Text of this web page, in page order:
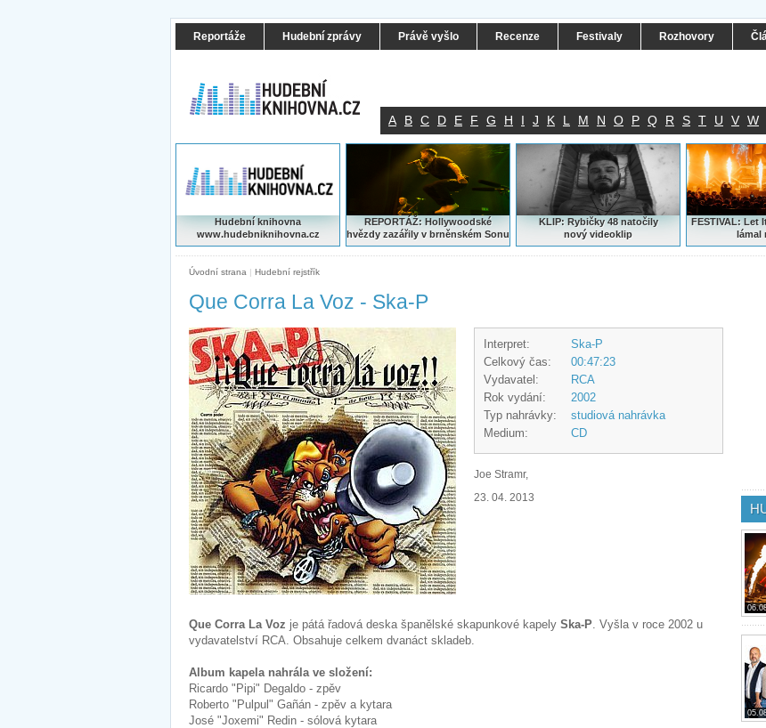
Reportáže Hudební zprávy Právě vyšlo Recenze Festivaly Rozhovory
A B C D E F G H I J K L M N O P Q R S T U V W
Hudební knihovna
www.hudebniknihovna.cz
REPORTÁŽ: Hollywoodské
hvězdy zazářily v brněnském Sonu
KLIP: Rybičky 48 natočily
nový videoklip
FESTIVAL: Let
lámal
Úvodní strana | Hudební rejstřík
Que Corra La Voz - Ska-P
Interpret:
Ska-P
Celkový čas:
00:47:23
Vydavatel:
RCA
Rok vydání:
2002
Typ nahrávky:
studiová nahrávka
Medium:
CD
Joe Stramr,
23. 04. 2013
Que Corra La Voz je pátá řadová deska španělské skapunkové kapely Ska-P. Vyšla v roce 2002 u
vydavatelství RCA. Obsahuje celkem dvanáct skladeb.
Album kapela nahrála ve složení:
Ricardo "Pipi" Degaldo - zpěv
Roberto "Pulpul" Gañán - zpěv a kytara
José "Joxemi" Redin - sólová kytara